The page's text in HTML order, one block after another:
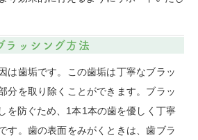
ラッシング方法
は歯垢です。この歯垢は丁寧なブラッ
分を取り除くことができます。ブラッ
を防ぐため、1本1本の歯を優しく丁寧
す。歯の表面をみがくときは、歯ブラ